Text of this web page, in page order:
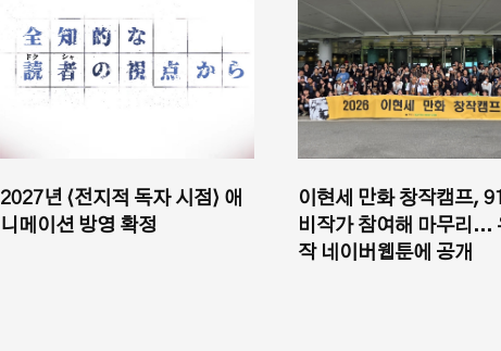
2027년 ⟨전지적 독자 시점⟩ 애
니메이션 방영 확정
이현세 만화 창작캠프,
비작가 참여해 마무리...
작 네이버웹툰에 공개